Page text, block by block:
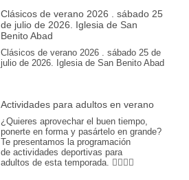
Clásicos de verano 2026 . sábado 25
de julio de 2026. Iglesia de San
Benito Abad
Clásicos de verano 2026 . sábado 25 de
julio de 2026. Iglesia de San Benito Abad
Actividades para adultos en verano
¿Quieres aprovechar el buen tiempo,
ponerte en forma y pasártelo en grande?
Te presentamos la programación
de actividades deportivas para
adultos de esta temporada. 🏊‍♂️💪🎾